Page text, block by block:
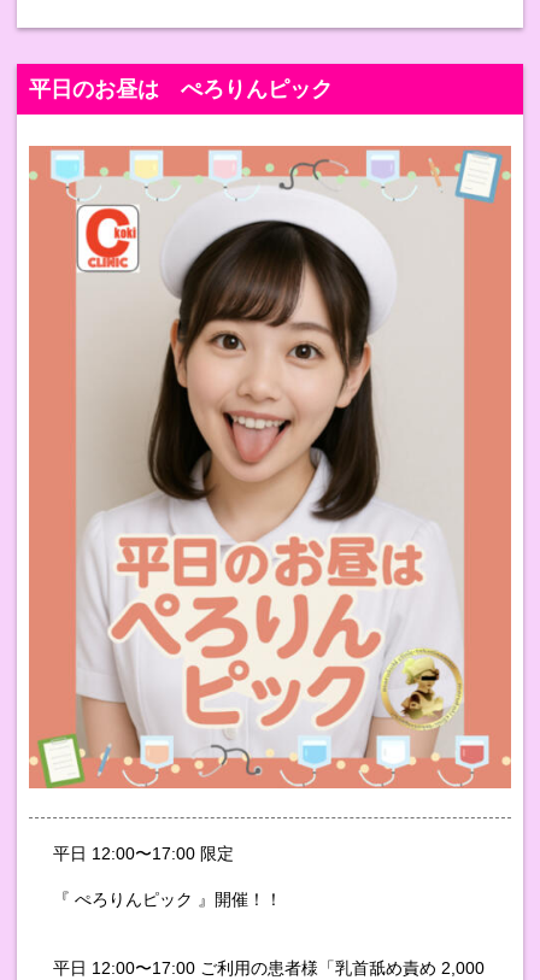
平日のお昼は ぺろりんピック
平日 12:00〜17:00 限定
『 ぺろりんピック 』開催！！
平日 12:00〜17:00 ご利用の患者様「乳首舐め責め 2,000